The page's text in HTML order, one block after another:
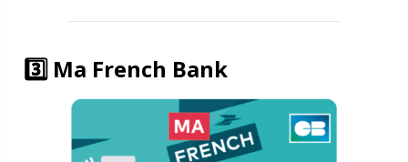
3️⃣ Ma French Bank